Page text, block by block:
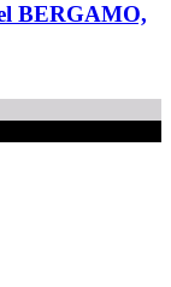
BERGAMO,